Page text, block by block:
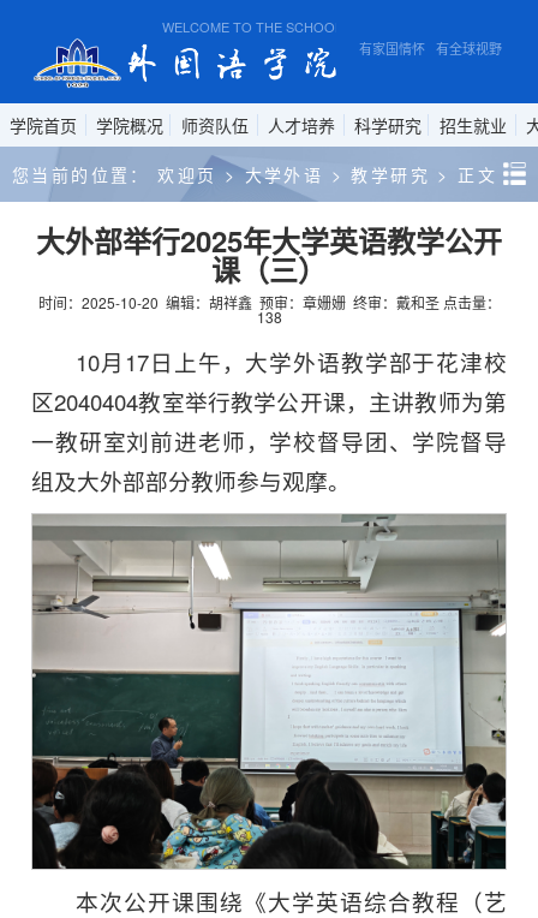
WELCOME TO THE SCHOOL OF FOREIGN STUDIES, ANHUI
有家国情怀 有全球视野 有专
学院首页 学院概况 师资队伍 人才培养 科学研究 招生就业
您当前的位置： 欢迎页 > 大学外语 > 教学研究 > 正文
大外部举行2025年大学英语教学公开
课（三）
时间：2025-10-20 编辑：胡祥鑫 预审：章姗姗 终审：戴和圣点击量：
138
10月17日上午，大学外语教学部于花津校
区2040404教室举行教学公开课，主讲教师为第
一教研室刘前进老师，学校督导团、学院督导
组及大外部部分教师参与观摩。
本次公开课围绕《大学英语综合教程（艺